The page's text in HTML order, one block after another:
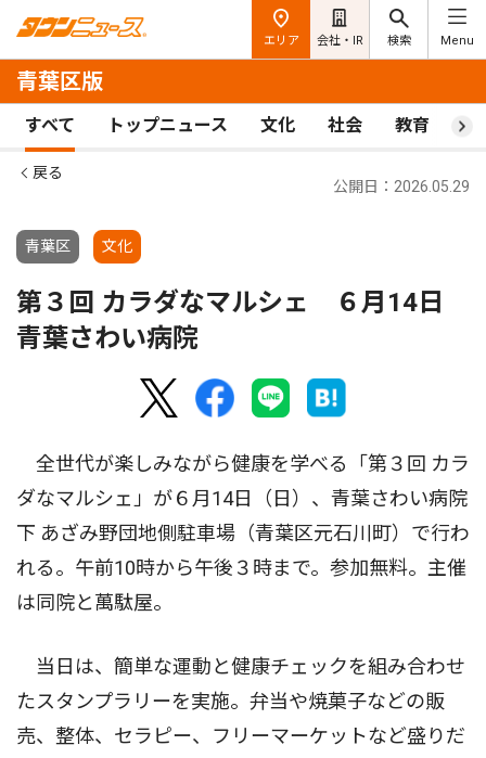
エリア 会社・IR 検索 Menu
青葉区版
すべて トップニュース 文化 社会 教育 ス
戻る
青葉区 文化
公開日：2026.05.29
第３回 カラダなマルシェ ６月14日
青葉さわい病院
全世代が楽しみながら健康を学べる「第３回 カラ
ダなマルシェ」が６月14日（日）、青葉さわい病院
下 あざみ野団地側駐車場（青葉区元石川町）で行わ
れる。午前10時から午後３時まで。参加無料。主催
は同院と萬駄屋。
当日は、簡単な運動と健康チェックを組み合わせ
たスタンプラリーを実施。弁当や焼菓子などの販
売、整体、セラピー、フリーマーケットなど盛りだ